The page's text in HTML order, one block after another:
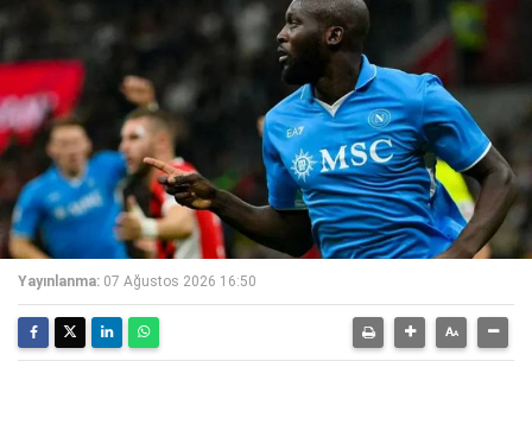
Yayınlanma: 07 Ağustos 2026 16:50